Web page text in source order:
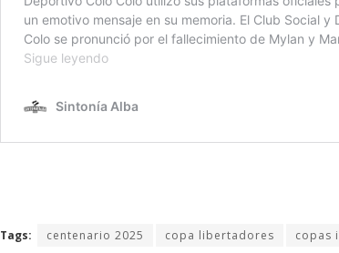
Tags: centenario 2025 copa libertadores copas